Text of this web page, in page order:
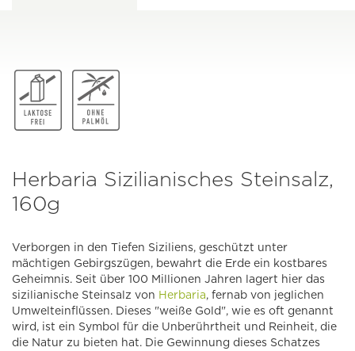
Herbaria Sizilianisches Steinsalz,
160g
Verborgen in den Tiefen Siziliens, geschützt unter
mächtigen Gebirgszügen, bewahrt die Erde ein kostbares
Geheimnis. Seit über 100 Millionen Jahren lagert hier das
sizilianische Steinsalz von Herbaria, fernab von jeglichen
Umwelteinflüssen. Dieses "weiße Gold", wie es oft genannt
wird, ist ein Symbol für die Unberührtheit und Reinheit, die
die Natur zu bieten hat. Die Gewinnung dieses Schatzes